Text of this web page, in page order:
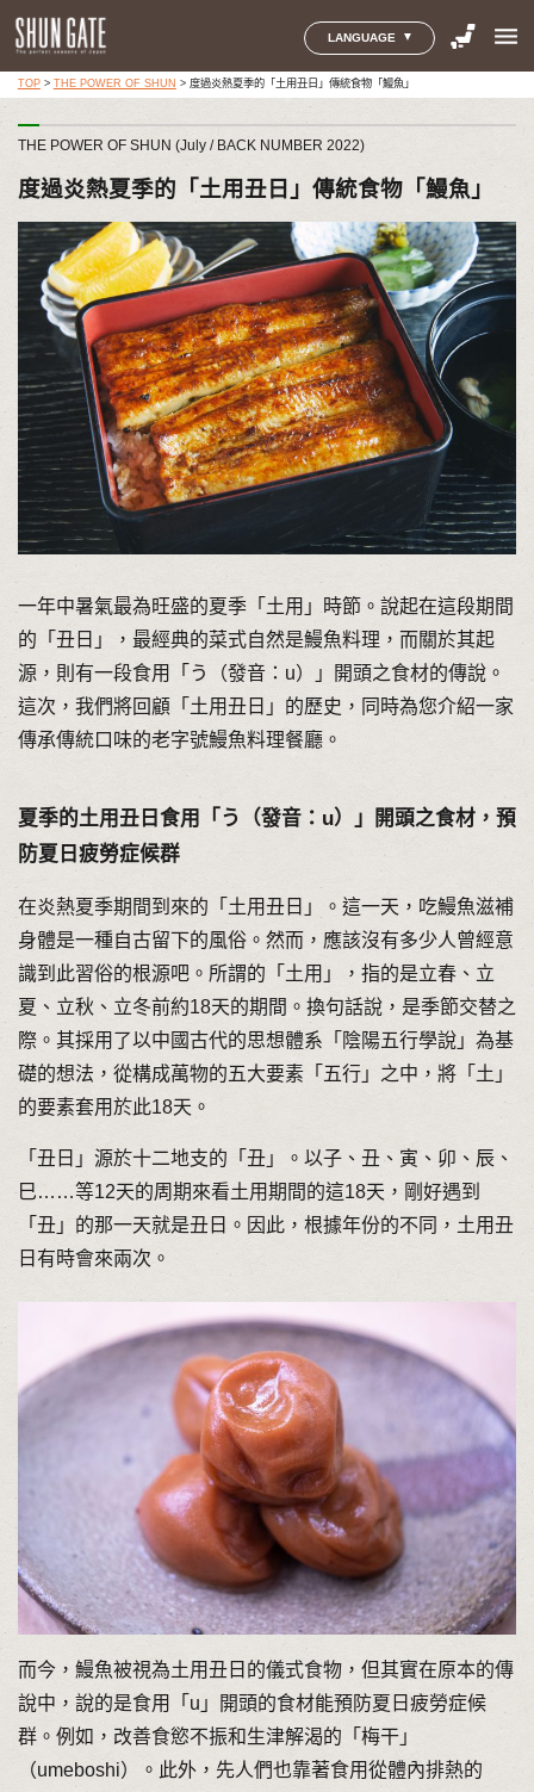
LANGUAGE menu
TOP> THE POWER OF SHUN > 度過炎熱夏季的「土用丑日」傳統食物「鰻魚」
THE POWER OF SHUN (July / BACK NUMBER 2022)
度過炎熱夏季的「土用丑日」傳統食物「鰻魚」
一年中暑氣最為旺盛的夏季「土用」時節。說起在這段期間
的「丑日」，最經典的菜式自然是鰻魚料理，而關於其起
源，則有一段食用「う（發音：u）」開頭之食材的傳說。
這次，我們將回顧「土用丑日」的歷史，同時為您介紹一家
傳承傳統口味的老字號鰻魚料理餐廳。
夏季的土用丑日食用「う（發音：u）」開頭之食材，預
防夏日疲勞症候群
在炎熱夏季期間到來的「土用丑日」。這一天，吃鰻魚滋補
身體是一種自古留下的風俗。然而，應該沒有多少人曾經意
識到此習俗的根源吧。所謂的「土用」，指的是立春、立
夏、立秋、立冬前約18天的期間。換句話說，是季節交替之
際。其採用了以中國古代的思想體系「陰陽五行學說」為基
礎的想法，從構成萬物的五大要素「五行」之中，將「土」
的要素套用於此18天。
「丑日」源於十二地支的「丑」。以子、丑、寅、卯、辰、
巳……等12天的周期來看土用期間的這18天，剛好遇到
「丑」的那一天就是丑日。因此，根據年份的不同，土用丑
日有時會來兩次。
而今，鰻魚被視為土用丑日的儀式食物，但其實在原本的傳
說中，說的是食用「u」開頭的食材能預防夏日疲勞症候
群。例如，改善食慾不振和生津解渴的「梅干」
（umeboshi）。此外，先人們也靠著食用從體內排熱的